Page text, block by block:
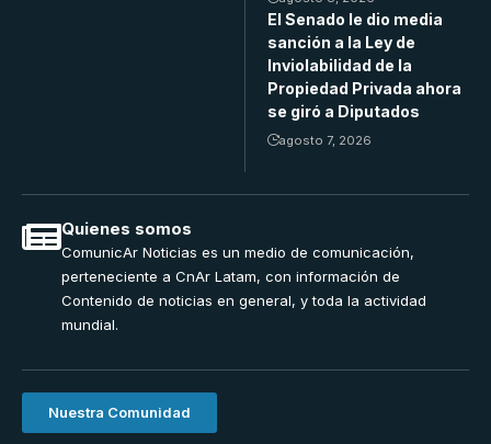
El Senado le dio media
sanción a la Ley de
Inviolabilidad de la
Propiedad Privada ahora
se giró a Diputados
agosto 7, 2026
Quienes somos
ComunicAr Noticias es un medio de comunicación,
perteneciente a CnAr Latam, con información de
Contenido de noticias en general, y toda la actividad
mundial.
Nuestra Comunidad